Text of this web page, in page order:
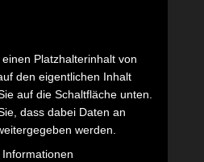
Platzhalterinhalt von
den eigentlichen Inhalt
auf die Schaltfläche unten.
dass dabei Daten an
werden.
Informationen